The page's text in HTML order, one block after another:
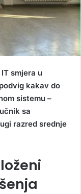
smjera u
kakav do
sistemu –
sa
razred srednje